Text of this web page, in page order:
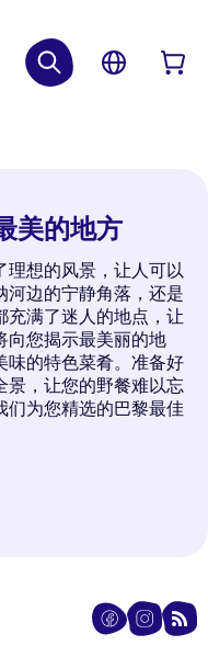
美的地方
理想的风景，让人可以
河边的宁静角落，还是
充满了迷人的地点，让
向您揭示最美丽的地
味的特色菜肴。准备好
景，让您的野餐难以忘
们为您精选的巴黎最佳